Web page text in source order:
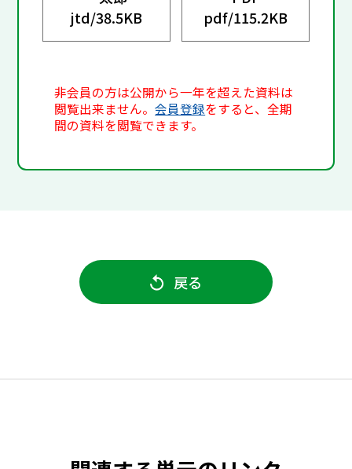
jtd/38.5KB
pdf/115.2KB
非会員の方は公開から一年を超えた資料は
閲覧出来ません。会員登録をすると、全期
間の資料を閲覧できます。
戻る